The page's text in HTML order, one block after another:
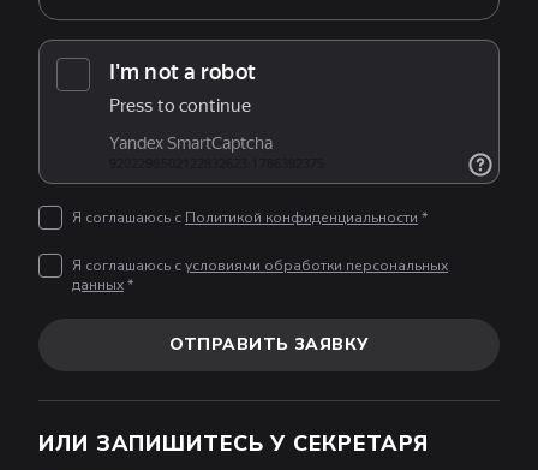
Я соглашаюсь с Политикой конфиденциальности *
Я соглашаюсь сусловиями обработки персональных
данных*
ОТПРАВИТЬ ЗАЯВКУ
ИЛИ ЗАПИШИТЕСЬ У СЕКРЕТАРЯ